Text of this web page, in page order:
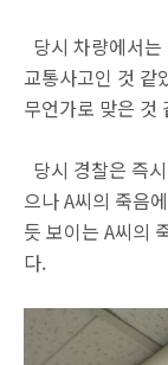
당시 차량에서
교통사고인 것 같
무언가로 맞은 것
당시 경찰은 즉
으나 A씨의 죽음
듯 보이는 A씨의
다.